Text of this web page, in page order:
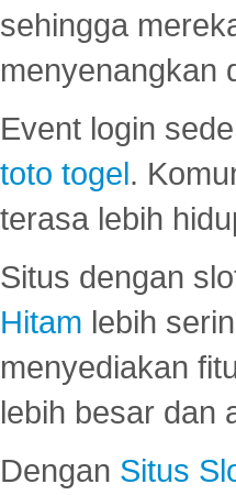
sehingga
menyenangkan
Event login
toto togel.
terasa lebih
Situs dengan
Hitam lebih
menyediakan
lebih besar dan
Dengan Situs